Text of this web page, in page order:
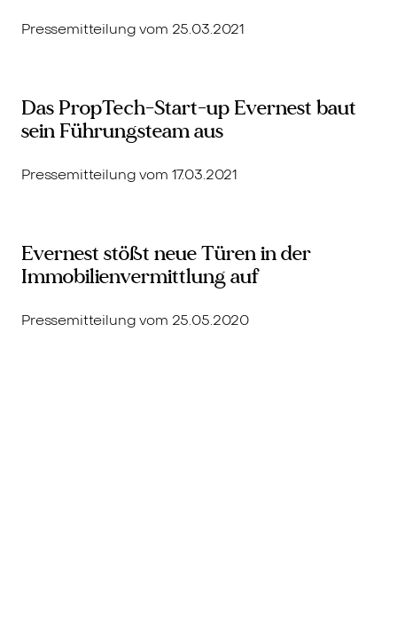
Pressemitteilung vom 25.03.2021
Das PropTech-Start-up Evernest baut
sein Führungsteam aus
Pressemitteilung vom 17.03.2021
Evernest stößt neue Türen in der
Immobilienvermittlung auf
Pressemitteilung vom 25.05.2020